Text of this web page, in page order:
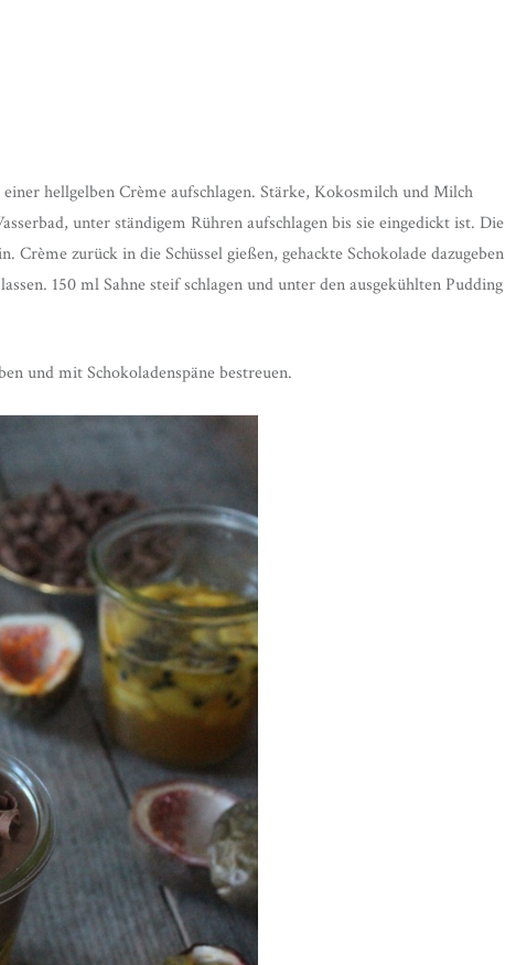
hellgelben Crème aufschlagen. Stärke, Kokosmilch und Milch
unter ständigem Rühren aufschlagen bis sie eingedickt ist. Die
Crème zurück in die Schüssel gießen, gehackte Schokolade dazugeben
150 ml Sahne steif schlagen und unter den ausgekühlten Pudding
und mit Schokoladenspäne bestreuen.